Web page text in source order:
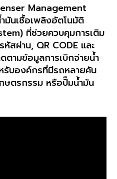
Management
มันเชื้อเพลิงอัตโนมัติ
ที่ช่วยควบคุมการเติม
สผ่าน, QR CODE และ
ตามข้อมูลการเบิกจ่ายน้ำ
รับองค์กรที่มีรถหลายคัน
ษตรกรรม หรือปั๊มน้ำมัน